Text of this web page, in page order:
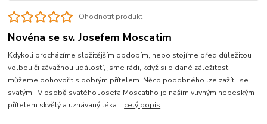
Ohodnotit produkt
Novéna se sv. Josefem Moscatim
Kdykoli procházíme složitějším obdobím, nebo stojíme před důležitou
volbou či závažnou událostí, jsme rádi, když si o dané záležitosti
můžeme pohovořit s dobrým přítelem. Něco podobného lze zažít i se
svatými. V osobě svatého Josefa Moscatiho je naším vlivným nebeským
přítelem skvělý a uznávaný léka... celý popis